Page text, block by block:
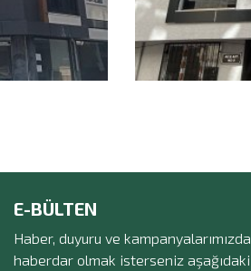
E-BÜLTEN
Haber, duyuru ve
haberdar olmak isterseniz